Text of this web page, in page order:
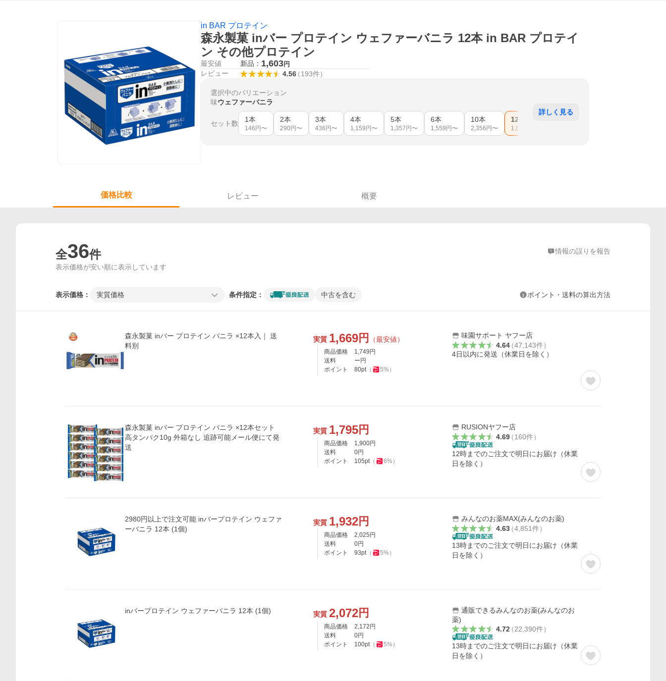
in BAR プロテイン
森永製菓 inバー プロテイン ウェファーバニラ 12本 in BAR プロテイ
ン その他プロテイン
最安値 新品： 1,603円
レビュー 4.56（193件）
選択中のバリエーション
味ウェファーバニラ
セット数 1本
146 円〜
2本
290 円〜
3本
436 円〜
4本
1,159 円〜
5本
1,357 円〜
6本
1,559 円〜
10本
2,356 円〜
12本
1,603
詳しく見る
価格比較 レビュー 概要
全36件 情報の誤りを報告
表示価格が安い順に表示しています
表示価格： 実質価格 条件指定： 中古を含む ポイント・送料の算出方法
森永製菓 inバー プロテイン バニラ ×12本入｜ 送
料別
実質 1,669円 （最安値）
商品価格 1,749 円
送料
ー円
ポイント
80pt（ 5%）
味園サポート ヤフー店
4.64（47,143件）
4日以内に発送（休業日を除く）
森永製菓 inバー プロテイン バニラ ×12本セット
高タンパク10g 外箱なし 追跡可能メール便にて発
送
実質 1,795円
商品価格 1,900円
送料
0円
ポイント
105pt（ 6%）
RUSIONヤフー店
4.69（160件）
12時までのご注文で明日にお届け（休業
日を除く）
2980円以上で注文可能 inバープロテイン ウェファ
ーバニラ 12本 (1個)
実質 1,932円
商品価格 2,025 円
送料
0円
ポイント
93pt（ 5%）
みんなのお薬MAX(みんなのお薬)
4.63（4,851件）
13時までのご注文で明日にお届け（休業
日を除く）
inバープロテイン ウェファーバニラ 12本 (1個) 実質 2,072円
商品価格 2,172 円
送料
0円
ポイント
100pt（ 5%）
通販できるみんなのお薬(みんなのお
薬)
4.72（22,390件）
13時までのご注文で明日にお届け（休業
日を除く）